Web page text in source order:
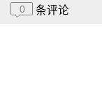
0 条评论